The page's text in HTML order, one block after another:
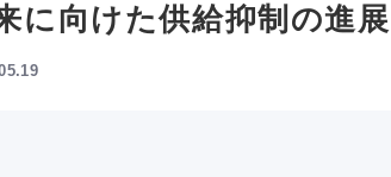
に向けた供給抑制の進展